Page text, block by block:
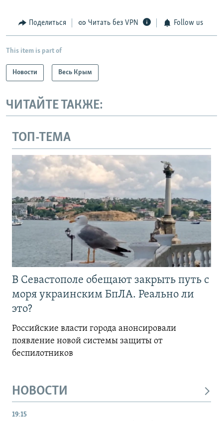
Поделиться Читать без VPN Follow us
This item is part of
Новости Весь Крым
ЧИТАЙТЕ ТАКЖЕ:
ТОП-ТЕМА
В Севастополе обещают закрыть путь с
моря украинским БпЛА. Реально ли
это?
Российские власти города анонсировали
появление новой системы защиты от
беспилотников
НОВОСТИ
19:15